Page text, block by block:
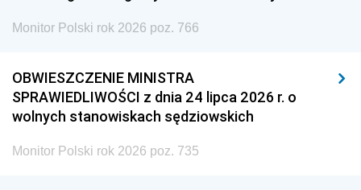
Monitor Polski rok 2026 poz. 766
OBWIESZCZENIE MINISTRA
SPRAWIEDLIWOŚCI z dnia 24 lipca 2026 r. o
wolnych stanowiskach sędziowskich
Monitor Polski rok 2026 poz. 735